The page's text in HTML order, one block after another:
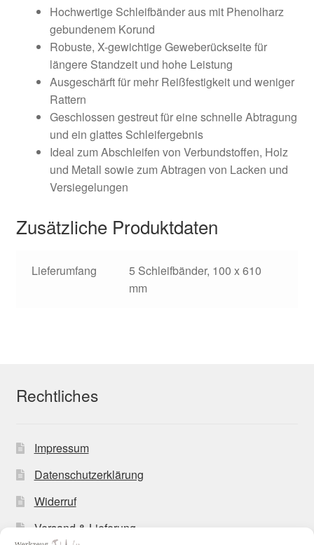
Hochwertige Schleifbänder aus mit Phenolharz
gebundenem Korund
Robuste, X-gewichtige Geweberückseite für
längere Standzeit und hohe Leistung
Ausgeschärft für mehr Reißfestigkeit und weniger
Rattern
Geschlossen gestreut für eine schnelle Abtragung
und ein glattes Schleifergebnis
Ideal zum Abschleifen von Verbundstoffen, Holz
und Metall sowie zum Abtragen von Lacken und
Versiegelungen
Zusätzliche Produktdaten
Lieferumfang
5 Schleifbänder, 100 x 610
mm
Rechtliches
Impressum
Datenschutzerklärung
Widerruf
Versand & Lieferung